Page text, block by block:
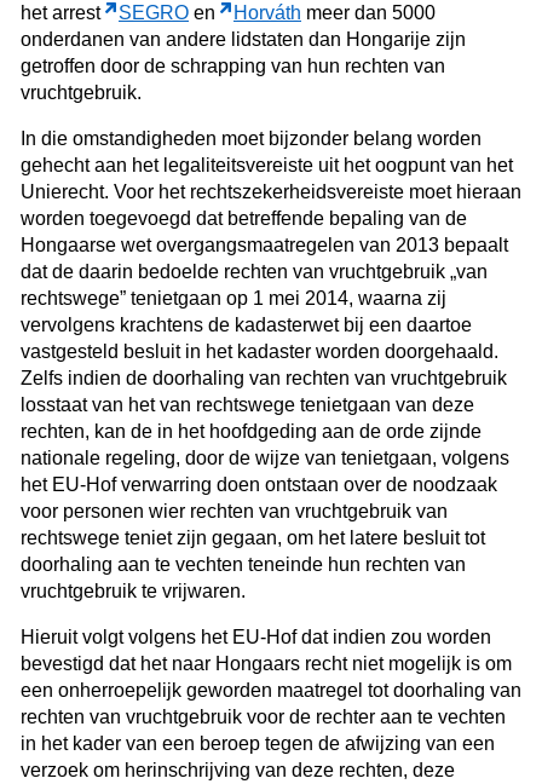
het arrest
SEGRO en Horváth meer dan 5000
onderdanen van andere lidstaten dan Hongarije zijn
getroffen door de schrapping van hun rechten van
vruchtgebruik.
In die omstandigheden moet bijzonder belang worden
gehecht aan het legaliteitsvereiste uit het oogpunt van het
Unierecht. Voor het rechtszekerheidsvereiste moet hieraan
worden toegevoegd dat betreffende bepaling van de
Hongaarse wet overgangsmaatregelen van 2013 bepaalt
dat de daarin bedoelde rechten van vruchtgebruik „van
rechtswege” tenietgaan op 1 mei 2014, waarna zij
vervolgens krachtens de kadasterwet bij een daartoe
vastgesteld besluit in het kadaster worden doorgehaald.
Zelfs indien de doorhaling van rechten van vruchtgebruik
losstaat van het van rechtswege tenietgaan van deze
rechten, kan de in het hoofdgeding aan de orde zijnde
nationale regeling, door de wijze van tenietgaan, volgens
het EU-Hof verwarring doen ontstaan over de noodzaak
voor personen wier rechten van vruchtgebruik van
rechtswege teniet zijn gegaan, om het latere besluit tot
doorhaling aan te vechten teneinde hun rechten van
vruchtgebruik te vrijwaren.
Hieruit volgt volgens het EU-Hof dat indien zou worden
bevestigd dat het naar Hongaars recht niet mogelijk is om
een onherroepelijk geworden maatregel tot doorhaling van
rechten van vruchtgebruik voor de rechter aan te vechten
in het kader van een beroep tegen de afwijzing van een
verzoek om herinschrijving van deze rechten, deze